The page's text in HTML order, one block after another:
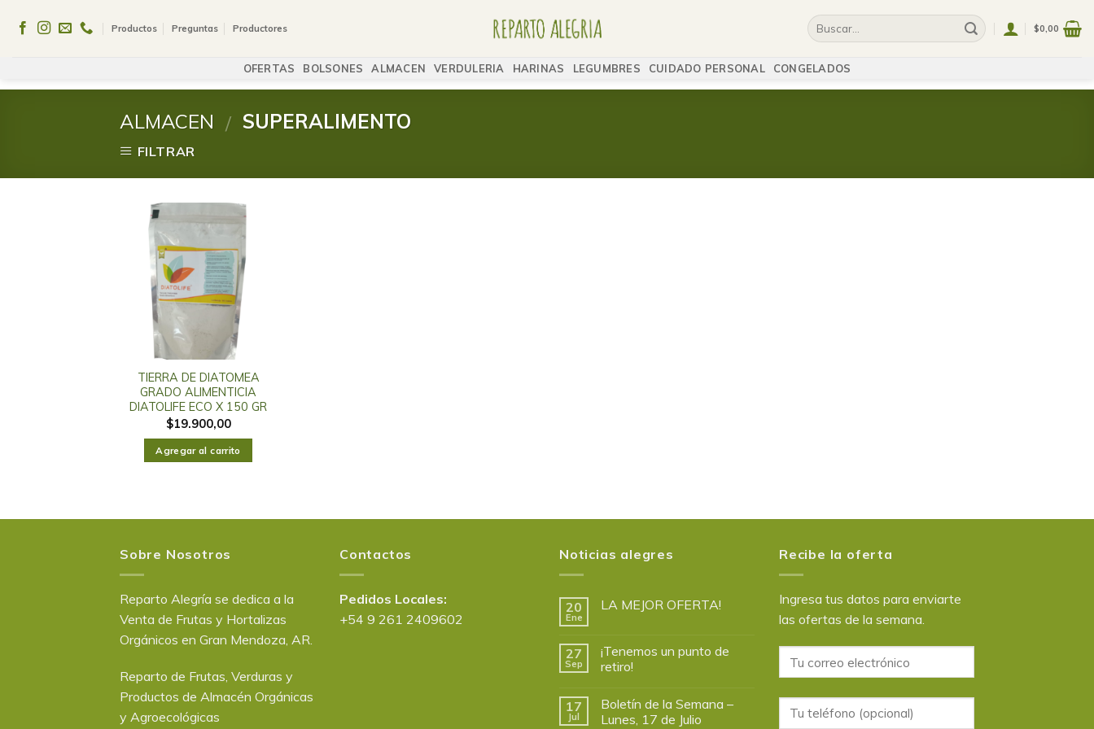
Productos Preguntas Productores $0,00
OFERTAS BOLSONES ALMACEN VERDULERIA HARINAS LEGUMBRES CUIDADO PERSONAL CONGELADOS
ALMACEN / SUPERALIMENTO
FILTRAR
TIERRA DE DIATOMEA
GRADO ALIMENTICIA
DIATOLIFE ECO X 150 GR
$19.900,00
Agregar al carrito
Sobre Nosotros
Reparto Alegría se dedica a la
Venta de Frutas y Hortalizas
Orgánicos en Gran Mendoza, AR.
Reparto de Frutas, Verduras y
Productos de Almacén Orgánicas
y Agroecológicas
Contactos
Pedidos Locales:
+54 9 261 2409602
Noticias alegres
20
Ene
LA MEJOR OFERTA!
27
Sep
¡Tenemos un punto de
retiro!
17
Jul
Boletín de la Semana –
Lunes, 17 de Julio
Recibe la oferta
Ingresa tus datos para enviarte
las ofertas de la semana.